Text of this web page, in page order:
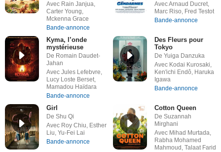
Avec Rain Janjua,
Carter Young,
Mckenna Grace
Bande-annonce
Avec Arnaud Ducret,
Marc Riso, Fred Testot
Bande-annonce
Kyma, l’onde
mystérieuse
De Romain Daudet-
Jahan
Avec Jules Lefebvre,
Lucy Loste Berset,
Mamadou Haïdara
Bande-annonce
Des Fleurs pour
Tokyo
De Yuiga Danzuka
Avec Kodai Kurosaki,
Ken'ichi Endô, Haruka
Igawa
Bande-annonce
Girl
De Shu Qi
Avec Roy Chiu, Esther
Liu, Yu-Fei Lai
Bande-annonce
Cotton Queen
De Suzannah
Mirghani
Avec Mihad Murtada,
Rabha Mohamed
Mahmoud, Talaat Farid